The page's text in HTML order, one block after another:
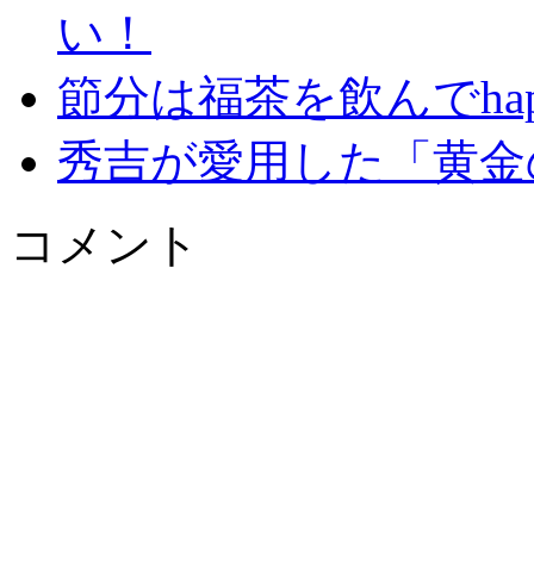
い！
節分は福茶を飲んで
秀吉が愛用した「黄
コメント